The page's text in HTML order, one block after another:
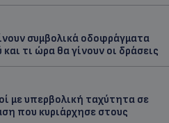
συμβολικά οδοφράγματα
τι ώρα θα γίνουν οι δράσεις
με υπερβολική ταχύτητα σε
που κυριάρχησε στους